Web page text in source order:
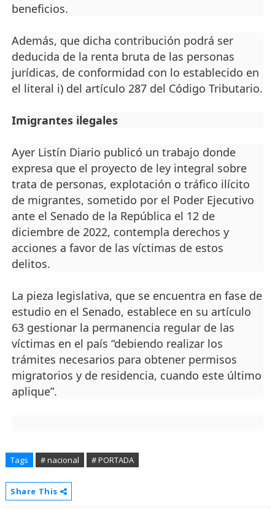
beneficios.
Además, que dicha contribución podrá ser
deducida de la renta bruta de las personas
jurídicas, de conformidad con lo establecido en
el literal i) del artículo 287 del Código Tributario.
Imigrantes ilegales
Ayer Listín Diario publicó un trabajo donde
expresa que el proyecto de ley integral sobre
trata de personas, explotación o tráfico ilícito
de migrantes, sometido por el Poder Ejecutivo
ante el Senado de la República el 12 de
diciembre de 2022, contempla derechos y
acciones a favor de las víctimas de estos
delitos.
La pieza legislativa, que se encuentra en fase de
estudio en el Senado, establece en su artículo
63 gestionar la permanencia regular de las
víctimas en el país “debiendo realizar los
trámites necesarios para obtener permisos
migratorios y de residencia, cuando este último
aplique”.
Tags # nacional # PORTADA
Share This